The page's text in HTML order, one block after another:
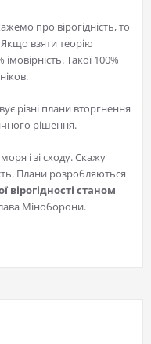
про вірогідність, то
Якщо взяти теорію
імовірність. Такої 100%
різні плани вторгнення
рішення.
і зі сходу. Скажу
Плани розробляються
вірогідності станом
Міноборони.